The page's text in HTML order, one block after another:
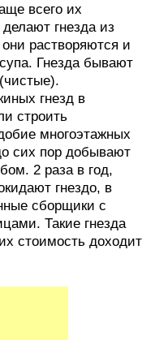
всего их
гнезда из
растворяются и
Гнезда бывают
гнезд в
строить
многоэтажных
сих пор добывают
2 раза в год,
гнездо, в
сборщики с
Такие гнезда
стоимость доходит